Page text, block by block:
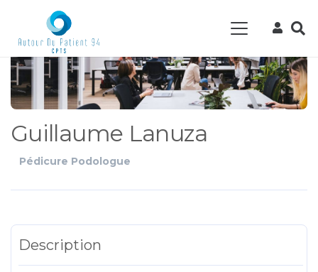
Guillaume Lanuza
Pédicure Podologue
Description